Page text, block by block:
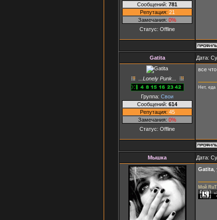
Сообщений: 781
Репутация: 21
Замечания: 0%
Статус: Offline
Gatita Дата:
...Lonely Punk...
Группа: Свои
Сообщений: 614
Репутация: 45
Замечания: 0%
Статус: Offline
все
Нет, еда
Мышка Дата:
Gatita
Мой